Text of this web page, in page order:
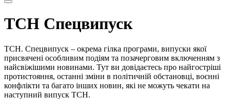
ТСН Спецвипуск
ТСН. Спецвипуск – окрема гілка програми, випуски якої
присвячені особливим подіям та позачерговим включенням з
найсвіжішими новинами. Тут ви довідаєтесь про найгостріші
протистояння, останні зміни в політичній обстановці, воєнні
конфлікти та багато інших новин, які не можуть чекати на
наступний випуск ТСН.